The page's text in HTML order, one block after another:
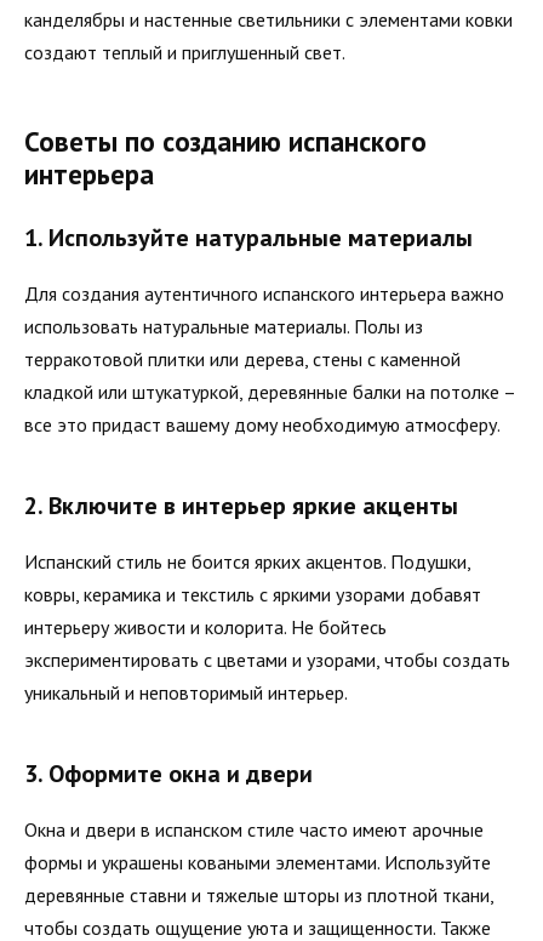
канделябры и настенные светильники с элементами ковки
создают теплый и приглушенный свет.
Советы по созданию испанского
интерьера
1. Используйте натуральные материалы
Для создания аутентичного испанского интерьера важно
использовать натуральные материалы. Полы из
терракотовой плитки или дерева, стены с каменной
кладкой или штукатуркой, деревянные балки на потолке –
все это придаст вашему дому необходимую атмосферу.
2. Включите в интерьер яркие акценты
Испанский стиль не боится ярких акцентов. Подушки,
ковры, керамика и текстиль с яркими узорами добавят
интерьеру живости и колорита. Не бойтесь
экспериментировать с цветами и узорами, чтобы создать
уникальный и неповторимый интерьер.
3. Оформите окна и двери
Окна и двери в испанском стиле часто имеют арочные
формы и украшены коваными элементами. Используйте
деревянные ставни и тяжелые шторы из плотной ткани,
чтобы создать ощущение уюта и защищенности. Также